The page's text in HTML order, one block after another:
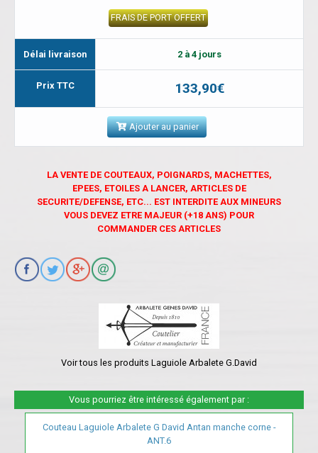
FRAIS DE PORT OFFERT
Délai livraison 2 à 4 jours
Prix TTC 133,90€
Ajouter au panier
LA VENTE DE COUTEAUX, POIGNARDS, MACHETTES,
EPEES, ETOILES A LANCER, ARTICLES DE
SECURITE/DEFENSE, ETC... EST INTERDITE AUX MINEURS
VOUS DEVEZ ETRE MAJEUR (+18 ANS) POUR
COMMANDER CES ARTICLES
Voir tous les produits Laguiole Arbalete G.David
Vous pourriez être intéressé également par :
Couteau Laguiole Arbalete G David Antan manche corne -
ANT.6